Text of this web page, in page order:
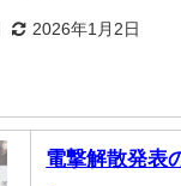
2026年1月2日
電撃解散発表